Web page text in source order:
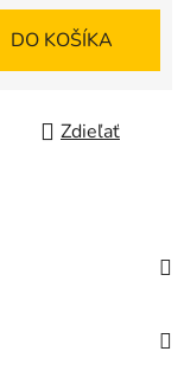
DO KOŠÍKA
Zdieľať